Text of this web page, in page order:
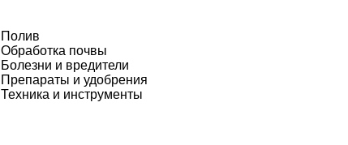
Полив
Обработка почвы
Болезни и вредители
Препараты и удобрения
Техника и инструменты